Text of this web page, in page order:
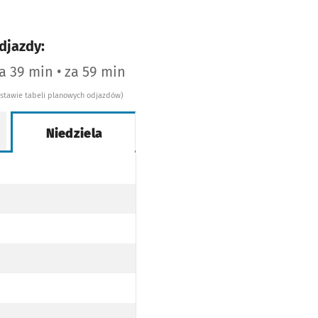
39 min • za 59 min
tabeli planowych odjazdów)
Niedziela